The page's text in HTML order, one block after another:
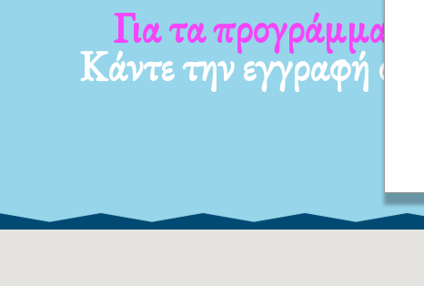
Για τα προγράμματά
Κάντε την εγγραφή